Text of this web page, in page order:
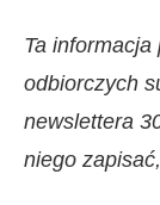
Ta informacja
odbiorczych
newslettera
niego